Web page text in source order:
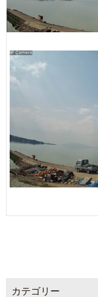
カテゴリー